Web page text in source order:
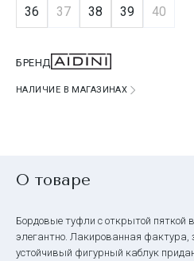
36 37 38 39 40
БРЕНД
НАЛИЧИЕ В МАГАЗИНАХ
О товаре
Бордовые туфли с открытой пяткой
элегантно. Лакированная фактура,
устойчивый фигурный каблук